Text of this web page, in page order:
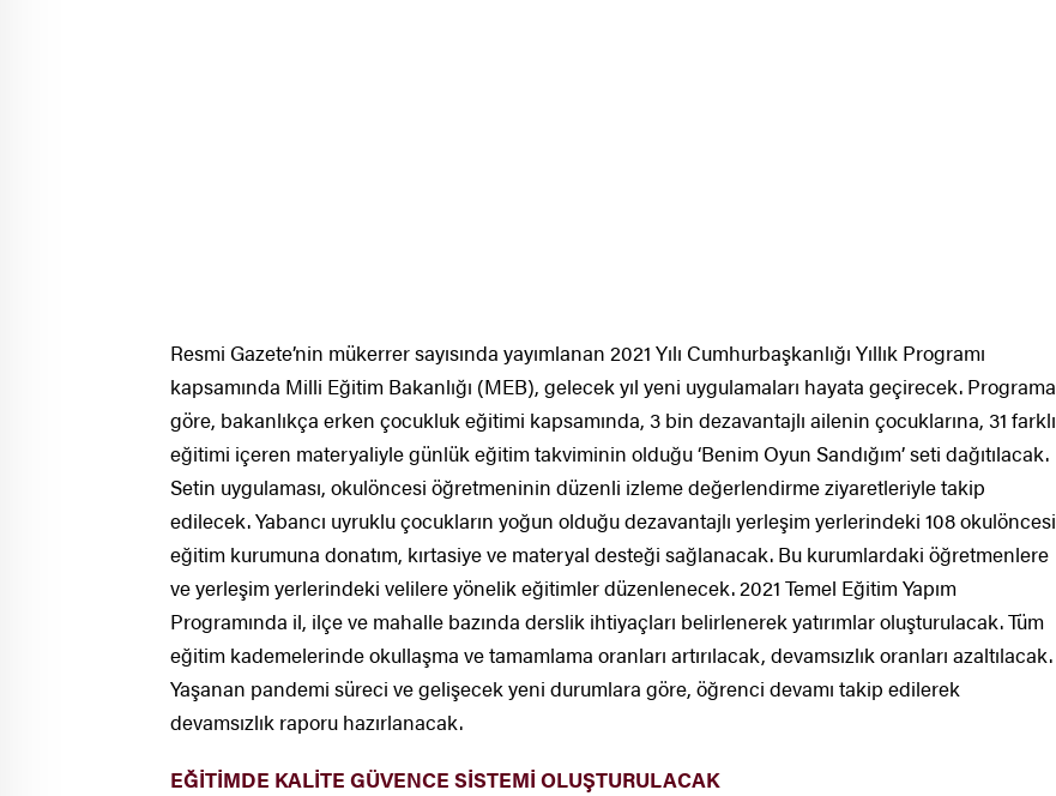
Resmi Gazete’nin mükerrer sayısında yayımlanan 2021 Yılı Cumhurbaşkanlığı Yıllık Programı
kapsamında Milli Eğitim Bakanlığı (MEB), gelecek yıl yeni uygulamaları hayata geçirecek. Programa
göre, bakanlıkça erken çocukluk eğitimi kapsamında, 3 bin dezavantajlı ailenin çocuklarına, 31 farklı
eğitimi içeren materyaliyle günlük eğitim takviminin olduğu ‘Benim Oyun Sandığım’ seti dağıtılacak.
Setin uygulaması, okulöncesi öğretmeninin düzenli izleme değerlendirme ziyaretleriyle takip
edilecek. Yabancı uyruklu çocukların yoğun olduğu dezavantajlı yerleşim yerlerindeki 108 okulöncesi
eğitim kurumuna donatım, kırtasiye ve materyal desteği sağlanacak. Bu kurumlardaki öğretmenlere
ve yerleşim yerlerindeki velilere yönelik eğitimler düzenlenecek. 2021 Temel Eğitim Yapım
Programında il, ilçe ve mahalle bazında derslik ihtiyaçları belirlenerek yatırımlar oluşturulacak. Tüm
eğitim kademelerinde okullaşma ve tamamlama oranları artırılacak, devamsızlık oranları azaltılacak.
Yaşanan pandemi süreci ve gelişecek yeni durumlara göre, öğrenci devamı takip edilerek
devamsızlık raporu hazırlanacak.
EĞİTİMDE KALİTE GÜVENCE SİSTEMİ OLUŞTURULACAK